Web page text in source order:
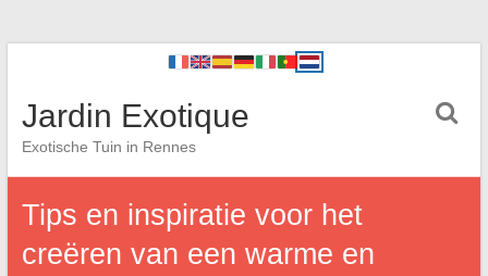
Jardin Exotique
Exotische Tuin in Rennes
Tips en inspiratie voor het
creëren van een warme en